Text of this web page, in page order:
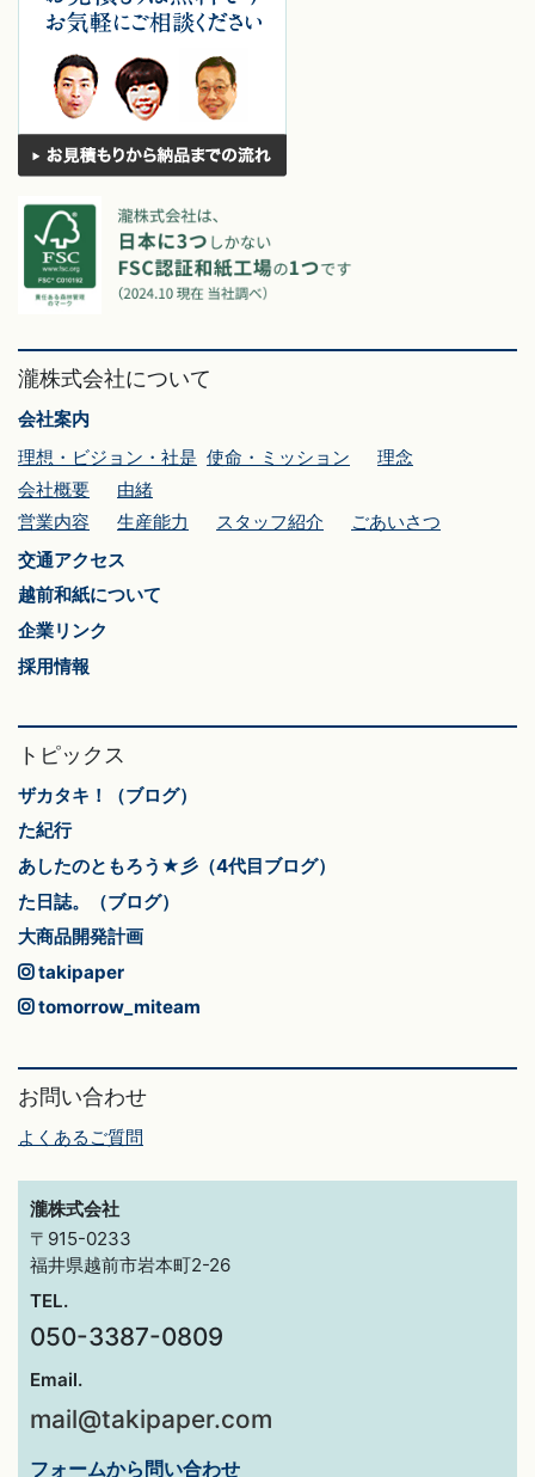
瀧株式会社について
会社案内
理想・ビジョン・社是 使命・ミッション
理念
会社概要
由緒
営業内容
生産能力 スタッフ紹介
ごあいさつ
交通アクセス
越前和紙について
企業リンク
採用情報
トピックス
ザカタキ！（ブログ）
た紀行
あしたのともろう★彡（4代目ブログ）
た日誌。（ブログ）
大商品開発計画
takipaper
tomorrow_miteam
お問い合わせ
よくあるご質問
瀧株式会社
〒915-0233
福井県越前市岩本町2-26
TEL.
050-3387-0809
Email.
mail@takipaper.com
フォームから問い合わせ